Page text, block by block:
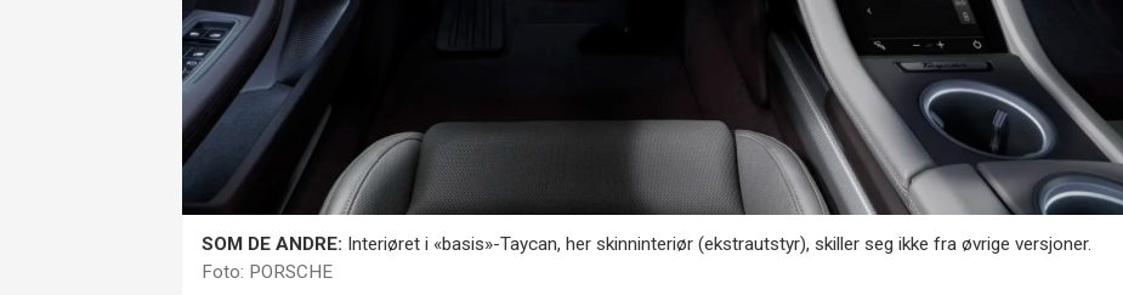
SOM DE ANDRE: Interiøret i «basis»-Taycan, her skinninteriør (ekstrautstyr), skiller seg ikke fra øvrige versjoner.
Foto: PORSCHE